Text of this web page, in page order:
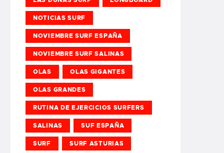
NOTICIAS SURF
NOVIEMBRE SURF ESPAÑA
NOVIEMBRE SURF SALINAS
OLAS OLAS GIGANTES
OLAS GRANDES
RUTINA DE EJERCICIOS SURFERS
SALINAS SUF ESPAÑA
SURF SURF ASTURIAS